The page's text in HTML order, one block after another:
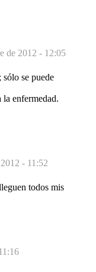
de 2012 - 12:05
se puede
la enfermedad.
- 11:52
todos mis